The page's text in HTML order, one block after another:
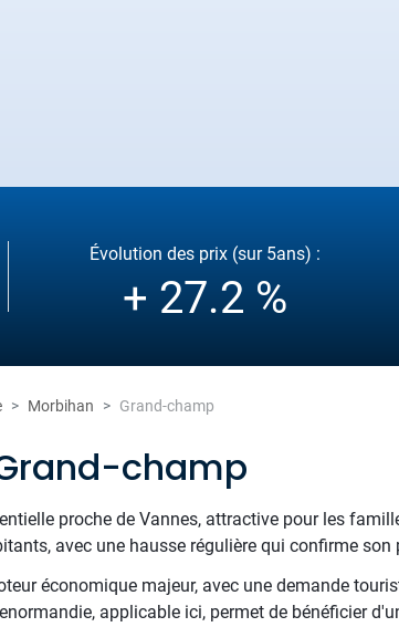
Évolution des prix (sur 5ans) :
+ 27.2 %
Morbihan Grand-champ
champ
proche de Vannes, attractive pour les
avec une hausse régulière qui confirme
économique majeur, avec une demande
applicable ici, permet de bénéficier